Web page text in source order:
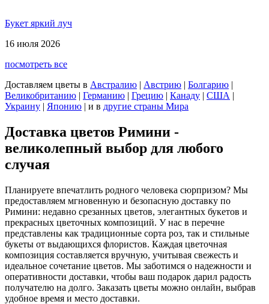
Букет яркий луч
16 июля 2026
посмотреть все
Доставляем цветы в Австралию | Австрию | Болгарию |
Великобританию | Германию | Грецию | Канаду | США |
Украину | Японию | и в другие страны Мира
Доставка цветов Римини -
великолепный выбор для любого
случая
Планируете впечатлить родного человека сюрпризом? Мы
предоставляем мгновенную и безопасную доставку по
Римини: недавно срезанных цветов, элегантных букетов и
прекрасных цветочных композиций. У нас в перечне
представлены как традиционные сорта роз, так и стильные
букеты от выдающихся флористов. Каждая цветочная
композиция составляется вручную, учитывая свежесть и
идеальное сочетание цветов. Мы заботимся о надежности и
оперативности доставки, чтобы ваш подарок дарил радость
получателю на долго. Заказать цветы можно онлайн, выбрав
удобное время и место доставки.